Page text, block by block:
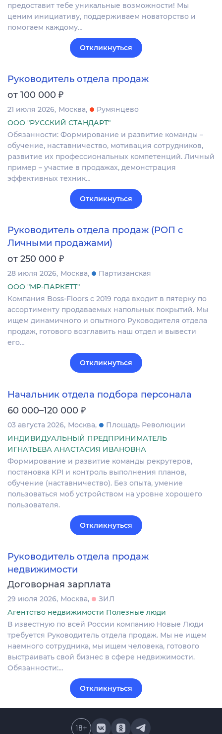
предоставит тебе уникальные возможности! Мы
ценим инициативу, поддерживаем новаторство и
помогаем каждому…
Откликнуться
Руководитель отдела продаж
от 100 000 ₽
21 июля 2026 Москва
Румянцево
ООО "РУССКИЙ СТАНДАРТ"
Обязанности: Формирование и развитие команды –
обучение, наставничество, мотивация сотрудников,
развитие их профессиональных компетенций. Личный
пример – участие в продажах, демонстрация
эффективных техник…
Откликнуться
Руководитель отдела продаж (РОП с
Личными продажами)
от 250 000 ₽
28 июля 2026 Москва
Партизанская
ООО "МР-ПАРКЕТТ"
Компания Boss-Floors с 2019 года входит в пятерку по
ассортименту продаваемых напольных покрытий. Мы
ищем динамичного и опытного Руководителя отдела
продаж, готового возглавить наш отдел и вывести
его…
Откликнуться
Начальник отдела подбора персонала
60 000–120 000 ₽
03 августа 2026 Москва
Площадь Революции
ИНДИВИДУАЛЬНЫЙ ПРЕДПРИНИМАТЕЛЬ
ИГНАТЬЕВА АНАСТАСИЯ ИВАНОВНА
Формирование и развитие команды рекрутеров,
постановка KPI и контроль выполнения планов,
обучение (наставничество). Без опыта, умение
пользоваться моб устройством на уровне хорошего
пользователя.
Откликнуться
Руководитель отдела продаж
недвижимости
Договорная зарплата
29 июля 2026 Москва
ЗИЛ
Агентство недвижимости Полезные люди
В известную по всей России компанию Новые Люди
требуется Руководитель отдела продаж. Мы не ищем
наемного сотрудника, мы ищем человека, готового
выстраивать свой бизнес в сфере недвижимости.
Обязанности:…
Откликнуться
18+